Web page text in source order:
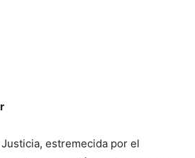
estremecida por el